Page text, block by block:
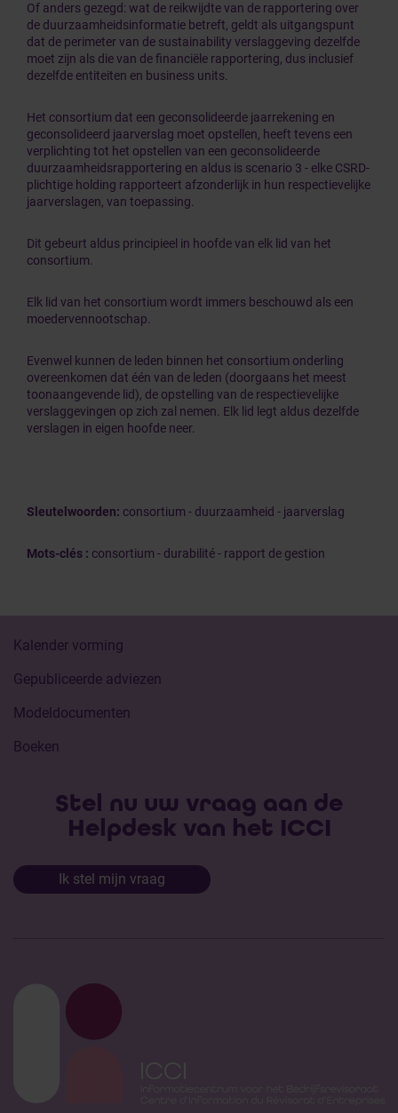
Of anders gezegd: wat de reikwijdte van de rapportering over
de duurzaamheidsinformatie betreft, geldt als uitgangspunt
dat de perimeter van de sustainability verslaggeving dezelfde
moet zijn als die van de financiële rapportering, dus inclusief
dezelfde entiteiten en business units.
Het consortium dat een geconsolideerde jaarrekening en
geconsolideerd jaarverslag moet opstellen, heeft tevens een
verplichting tot het opstellen van een geconsolideerde
duurzaamheidsrapportering en aldus is scenario 3 - elke CSRD-
plichtige holding rapporteert afzonderlijk in hun respectievelijke
jaarverslagen, van toepassing.
Dit gebeurt aldus principieel in hoofde van elk lid van het
consortium.
Elk lid van het consortium wordt immers beschouwd als een
moedervennootschap.
Evenwel kunnen de leden binnen het consortium onderling
overeenkomen dat één van de leden (doorgaans het meest
toonaangevende lid), de opstelling van de respectievelijke
verslaggevingen op zich zal nemen. Elk lid legt aldus dezelfde
verslagen in eigen hoofde neer.
Sleutelwoorden: consortium - duurzaamheid - jaarverslag
Mots-clés : consortium - durabilité - rapport de gestion
Kalender vorming
Gepubliceerde adviezen
Modeldocumenten
Boeken
Stel nu uw vraag aan de
Helpdesk van het ICCI
Ik stel mijn vraag